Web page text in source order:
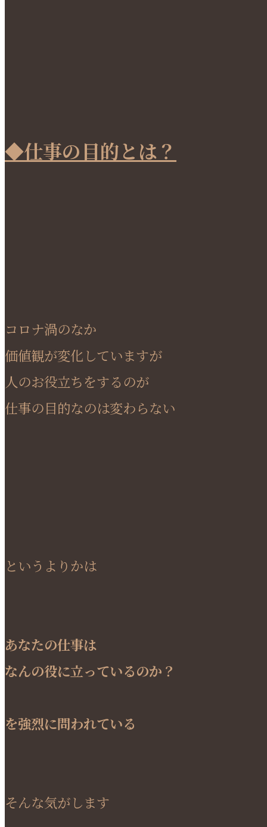
◆仕事の目的とは？
コロナ渦のなか
価値観が変化していますが
人のお役立ちをするのが
仕事の目的なのは変わらない
というよりかは
あなたの仕事は
なんの役に立っているのか？
を強烈に問われている
そんな気がします